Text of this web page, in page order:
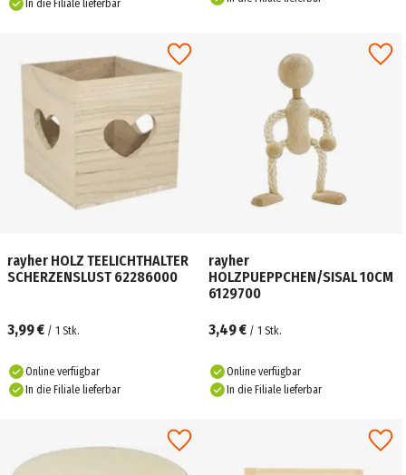
In die Filiale lieferbar
rayher HOLZ TEELICHTHALTER
SCHERZENSLUST 62286000
3,99 € / 1 Stk.
Online verfügbar
In die Filiale lieferbar
rayher
HOLZPUEPPCHEN/SISAL 10CM
6129700
3,49 € / 1 Stk.
Online verfügbar
In die Filiale lieferbar